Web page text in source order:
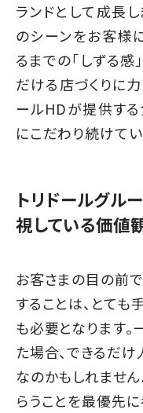
ランドとして成長し
のシーンをお客様
るまでの「しずる感
だける店づくりに力
ールHDが提供する
にこだわり続けてい
トリドールグル
視している価値
お客さまの目の前で
することは、とても
も必要となります。
た場合、できるだ
なのかもしれません
らうことを最優先